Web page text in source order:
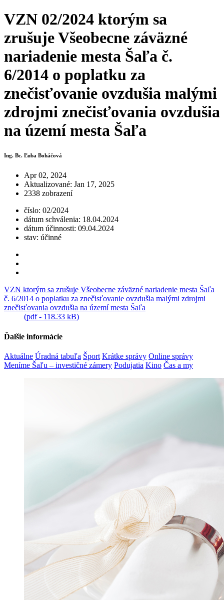
VZN 02/2024 ktorým sa
zrušuje Všeobecne záväzné
nariadenie mesta Šaľa č.
6/2014 o poplatku za
znečisťovanie ovzdušia malými
zdrojmi znečisťovania ovzdušia
na území mesta Šaľa
Ing. Bc. Ľuba Boháčová
Apr 02, 2024
Aktualizované: Jan 17, 2025
2338 zobrazení
číslo: 02/2024
dátum schválenia: 18.04.2024
dátum účinnosti: 09.04.2024
stav: účinné
VZN ktorým sa zrušuje Všeobecne záväzné nariadenie mesta Šaľa
č. 6/2014 o poplatku za znečisťovanie ovzdušia malými zdrojmi
znečisťovania ovzdušia na území mesta Šaľa
(pdf - 118.33 kB)
Ďalšie informácie
Aktuálne Úradná tabuľa Šport Krátke správy Online správy
Meníme Šaľu – investičné zámery Podujatia Kino Čas a my